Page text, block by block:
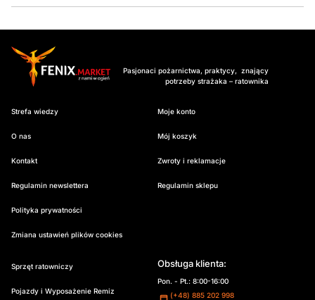
Pasjonaci pożarnictwa, praktycy, znający
potrzeby strażaka – ratownika
Strefa wiedzy
O nas
Kontakt
Regulamin newslettera
Polityka prywatności
Zmiana ustawień plików cookies
Moje konto
Mój koszyk
Zwroty i reklamacje
Regulamin sklepu
Sprzęt ratowniczy
Pojazdy i Wyposażenie Remiz
Obsługa klienta:
Pon. - Pt.: 8:00-16:00
(+48) 885 202 998